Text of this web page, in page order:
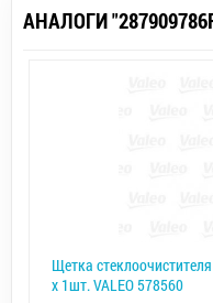
АНАЛОГИ
Щетка
x 1шт. VALEO 578560